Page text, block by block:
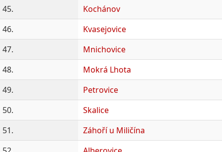
45.
Kochánov
46.
Kvasejovice
47.
Mnichovice
48.
Mokrá Lhota
49.
Petrovice
50.
Skalice
51.
Záhoří u Miličína